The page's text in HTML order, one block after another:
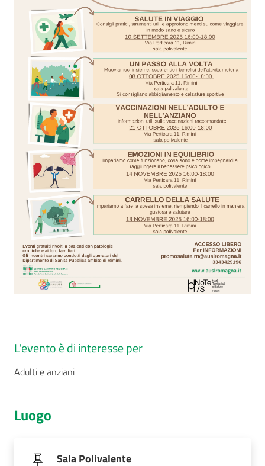
L'evento è di interesse per
Adulti e anziani
Luogo
Sala Polivalente